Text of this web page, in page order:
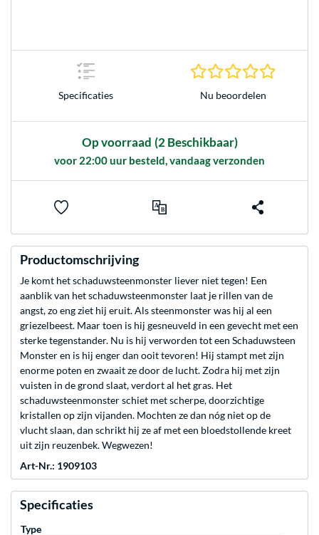
Specificaties Nu beoordelen
Op voorraad (2 Beschikbaar)
voor 22:00 uur besteld, vandaag verzonden
Productomschrijving
Je komt het schaduwsteenmonster liever niet tegen! Een
aanblik van het schaduwsteenmonster laat je rillen van de
angst, zo eng ziet hij eruit. Als steenmonster was hij al een
griezelbeest. Maar toen is hij gesneuveld in een gevecht met een
sterke tegenstander. Nu is hij verworden tot een Schaduwsteen
Monster en is hij enger dan ooit tevoren! Hij stampt met zijn
enorme poten en zwaait ze door de lucht. Zodra hij met zijn
vuisten in de grond slaat, verdort al het gras. Het
schaduwsteenmonster schiet met scherpe, doorzichtige
kristallen op zijn vijanden. Mochten ze dan nóg niet op de
vlucht slaan, dan schrikt hij ze af met een bloedstollende kreet
uit zijn reuzenbek. Wegwezen!
Art-Nr.: 1909103
Specificaties
Type